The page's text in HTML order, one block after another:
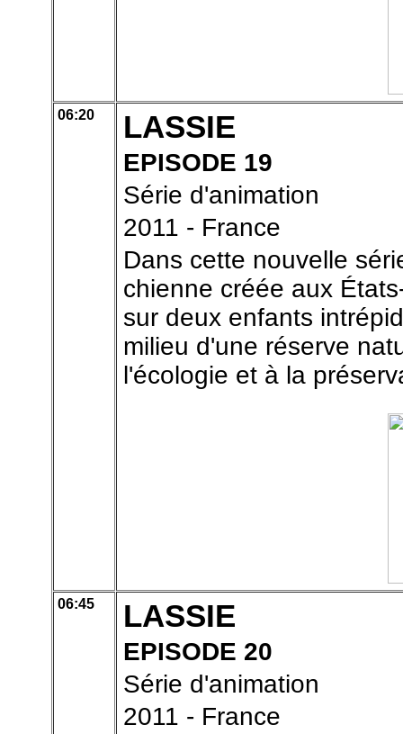
06:20 LASSIE
EPISODE 19
Série d'animation
2011 - France
Dans cette nouvelle
chienne créée aux
sur deux enfants
milieu d'une réserve
l'écologie et à la
06:45 LASSIE
EPISODE 20
Série d'animation
2011 - France